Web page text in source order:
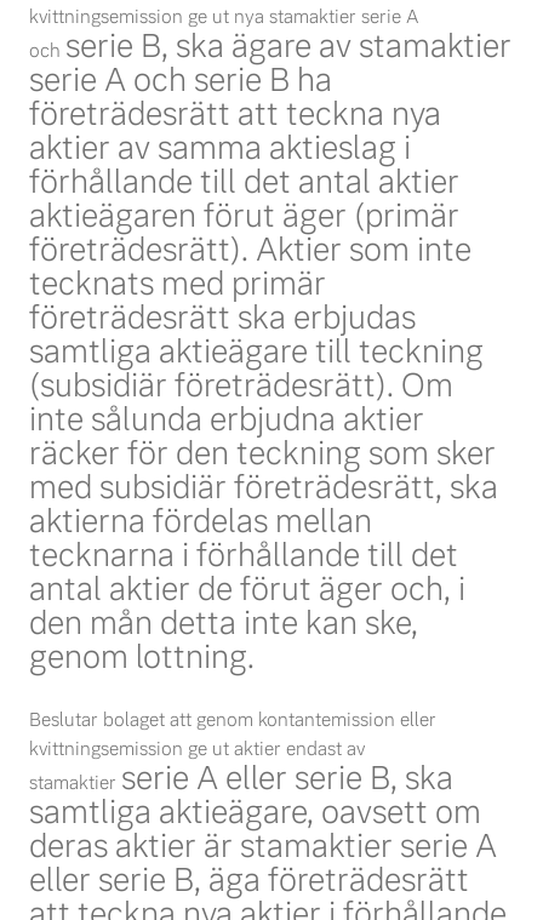
kvittningsemission ge ut nya stamaktier serie A
och serie B, ska ägare av stamaktier
serie A och serie B ha
företrädesrätt att teckna nya
aktier av samma aktieslag i
förhållande till det antal aktier
aktieägaren förut äger (primär
företrädesrätt). Aktier som inte
tecknats med primär
företrädesrätt ska erbjudas
samtliga aktieägare till teckning
(subsidiär företrädesrätt). Om
inte sålunda erbjudna aktier
räcker för den teckning som sker
med subsidiär företrädesrätt, ska
aktierna fördelas mellan
tecknarna i förhållande till det
antal aktier de förut äger och, i
den mån detta inte kan ske,
genom lottning.
Beslutar bolaget att genom kontantemission eller
kvittningsemission ge ut aktier endast av
stamaktier serie A eller serie B, ska
samtliga aktieägare, oavsett om
deras aktier är stamaktier serie A
eller serie B, äga företrädesrätt